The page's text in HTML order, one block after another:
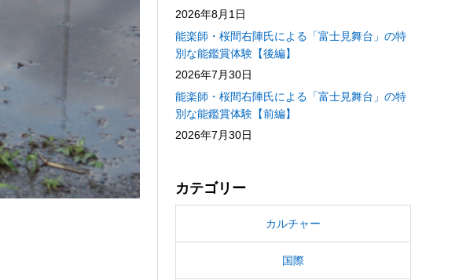
2026年8月1日
能楽師・桜間右陣氏による「富士見舞台」の特
別な能鑑賞体験【後編】
2026年7月30日
能楽師・桜間右陣氏による「富士見舞台」の特
別な能鑑賞体験【前編】
2026年7月30日
カテゴリー
カルチャー
国際